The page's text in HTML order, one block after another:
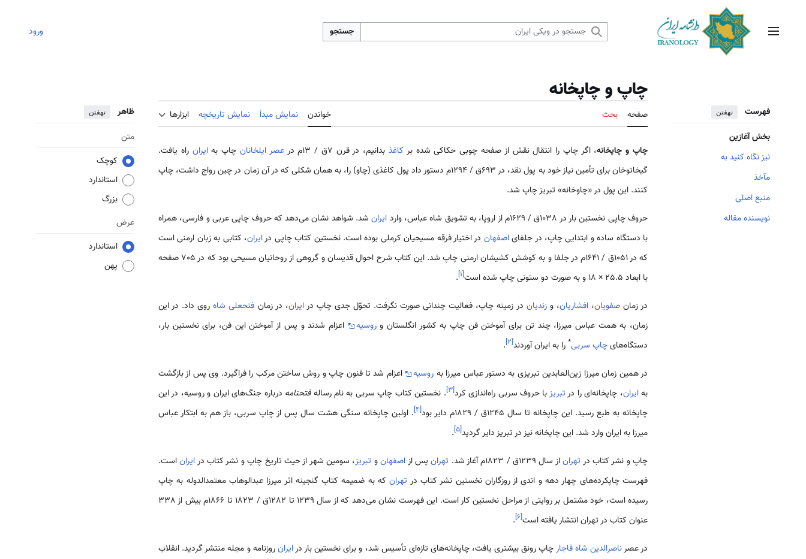
منوی اصلی جستجو ورود
فهرست نهفتن
بخش آغازین
نیز نگاه کنید به
مآخذ
منبع اصلی
نویسنده مقاله
چاپ و چاپخانه
صفحه بحث خواندن نمایش مبدأ نمایش تاریخچه ابزارها ظاهر نهفتن
متن
کوچک
استاندارد
بزرگ
عرض
استاندارد
پهن
چاپ و چاپخانه، اگر چاپ را انتقال نقش از صفحه چوبی حکاکی شده بر کاغذبدانیم، در قرن 7ق / 13م در عصر ایلخانان چاپ بهایران راه یافت.
گیخاتوخان برای تأمین نیاز خود به پول نقد، در 693ق / 1294م دستور داد پول کاغذی (چاو) را، به همان شکلی که در آن زمان در چین رواج داشت، چاپ
کنند. این پول در «چاوخانه» تبریز چاپ شد.
حروف چاپی نخستین بار در 1038ق / 1629م از اروپا، به تشویق شاه عباس، وارد ایرانشد. شواهد نشان می‌دهد که حروف چاپی عربی و فارسی، همراه
با دستگاه ساده و ابتدایی چاپ، در جلفایاصفهان در اختیار فرقه مسیحیان کرملی بوده است. نخستین کتاب چاپی درایران، کتابی به زبان ارمنی است
که در 1051ق / 1641م در جلفا و به کوشش کشیشان ارمنی چاپ شد. این کتاب شرح احوال قدیسان و گروهی از روحانیان مسیحی بود که در 705 صفحه
با ابعاد 25.5 × 18 و به صورت دو ستونی چاپ شده است
[۱]
.
در زمانصفویان،افشاریان، وزندیان در زمینه چاپ، فعالیت چندانی صورت نگرفت. تحوّل جدی چاپ درایران، در زمان فتحعلی شاهروی داد. در این
زمان، به همت عباس میرزا، چند تن برای آموختن فن چاپ به کشور انگلستان وروسیه
اعزام شدند و پس از آموختن این فن، برای نخستین بار،
دستگاه‌هایچاپ سربی* را به ایران آوردند[۲]
.
در همین زمان میرزا زین‌العابدین تبریزی به دستور عباس میرزا به روسیه
اعزام شد تا فنون چاپ و روش ساختن مرکب را فراگیرد. وی پس از بازگشت
بهایران، چاپخانه‌ای را درتبریزبا حروف سربی راه‌اندازی کرد[۳]. نخستین کتاب چاپ سربی به نام رسالهفتحنامه درباره جنگ‌های ایران و روسیه، در این
چاپخانه به طبع رسید. این چاپخانه تا سال 1245ق / 1829م دایر بود
[۴]. اولین چاپخانه سنگی هشت سال پس از چاپ سربی، باز هم به ابتکار عباس
میرزا به ایران وارد شد. این چاپخانه نیز در تبریز دایر گردید[۵]
.
چاپ و نشر کتاب در تهراناز سال 1239ق / 1823م آغاز شد. تهرانپس ازاصفهانو تبریز، سومین شهر از حیث تاریخ چاپ و نشر کتاب درایراناست.
فهرست چاپکرده‌های چهار دهه و اندی از روزگاران نخستین نشر کتاب در تهرانکه به ضمیمه کتاب گنجینه اثر میرزا عبدالوهاب معتمدالدوله به چاپ
رسیده است، خود مشتمل بر روایتی از مراحل نخستین کار است. این فهرست نشان می‌دهد که از سال 1239 تا 1282ق / 1823 تا 1866م بیش از 338
عنوان کتاب در تهران انتشار یافته است[۶]
.
در عصرناصرالدین شاه قاجارچاپ رونق بیشتری یافت، چاپخانه‌های تازه‌ای تأسیس شد، و برای نخستین بار درایرانروزنامه و مجله منتشر گردید. انقلاب